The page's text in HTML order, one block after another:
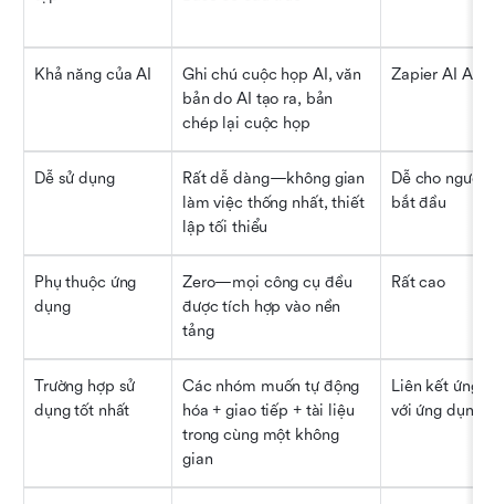
Khả năng của AI
Ghi chú cuộc họp AI, văn
bản do AI tạo ra, bản
chép lại cuộc họp
Zapier AI
Dễ sử dụng
Rất dễ dàng—không gian
làm việc thống nhất, thiết
lập tối thiểu
Dễ cho người
bắt đầu
Phụ thuộc ứng
dụng
Zero—mọi công cụ đều
được tích hợp vào nền
tảng
Rất cao
Trường hợp sử
dụng tốt nhất
Các nhóm muốn tự động
hóa + giao tiếp + tài liệu
trong cùng một không
gian
Liên kết ứng
với ứng dụng